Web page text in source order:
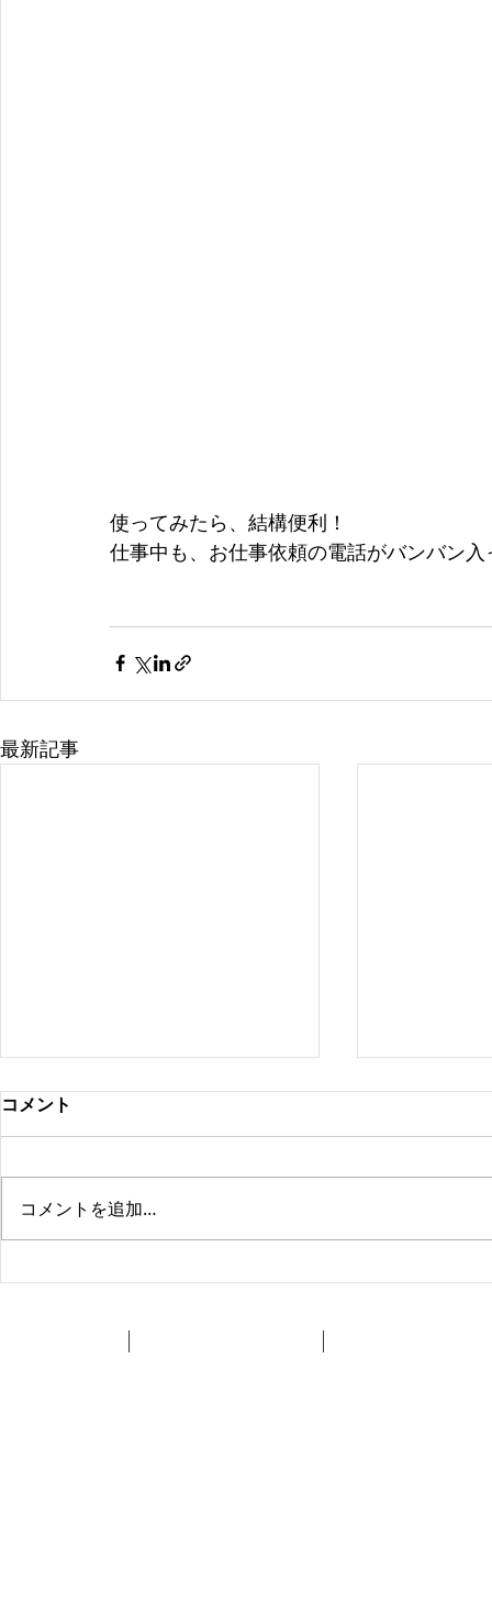
使ってみたら、結構便利！
仕事中も、お仕事依頼の電話がバンバン
最新記事
インスタグラムか？ブログ
をベースとして内装も手がけるよ
うになり ありがたいことに、忙
置・・・ 一方で、手軽に投稿で
きるSNSに寄ってしまっておりま
コメント
コメントを追加…